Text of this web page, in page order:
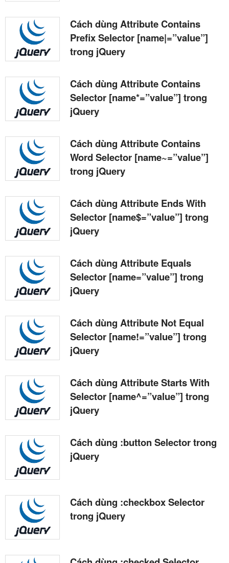
Cách dùng Attribute Contains
Prefix Selector [name|=”value”]
trong jQuery
Cách dùng Attribute Contains
Selector [name*=”value”] trong
jQuery
Cách dùng Attribute Contains
Word Selector [name~=”value”]
trong jQuery
Cách dùng Attribute Ends With
Selector [name$=”value”] trong
jQuery
Cách dùng Attribute Equals
Selector [name=”value”] trong
jQuery
Cách dùng Attribute Not Equal
Selector [name!=”value”] trong
jQuery
Cách dùng Attribute Starts With
Selector [name^=”value”] trong
jQuery
Cách dùng :button Selector trong
jQuery
Cách dùng :checkbox Selector
trong jQuery